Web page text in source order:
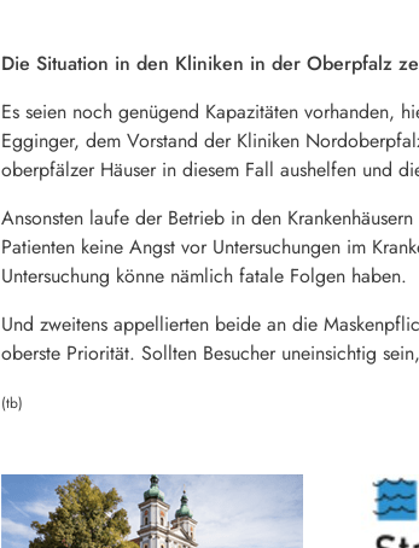
Die Situation in den Kliniken in der Oberpfalz
Es seien noch genügend Kapazitäten vorhanden,
Egginger, dem Vorstand der Kliniken
oberpfälzer Häuser in diesem Fall aushelfen und
Ansonsten laufe der Betrieb in den
Patienten keine Angst vor Untersuchungen im
Untersuchung könne nämlich fatale Folgen haben.
Und zweitens appellierten beide an die
oberste Priorität. Sollten Besucher uneinsichtig
(tb)